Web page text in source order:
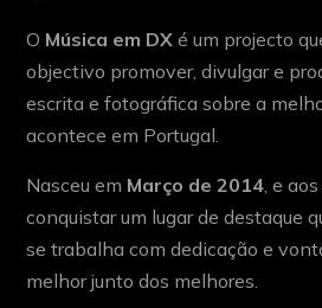
O Música em DX é um projecto
objectivo promover, divulgar e
escrita e fotográfica sobre a
acontece em Portugal.
Nasceu em Março de 2014 , e
conquistar um lugar de destaque
se trabalha com dedicação e
melhor junto dos melhores.